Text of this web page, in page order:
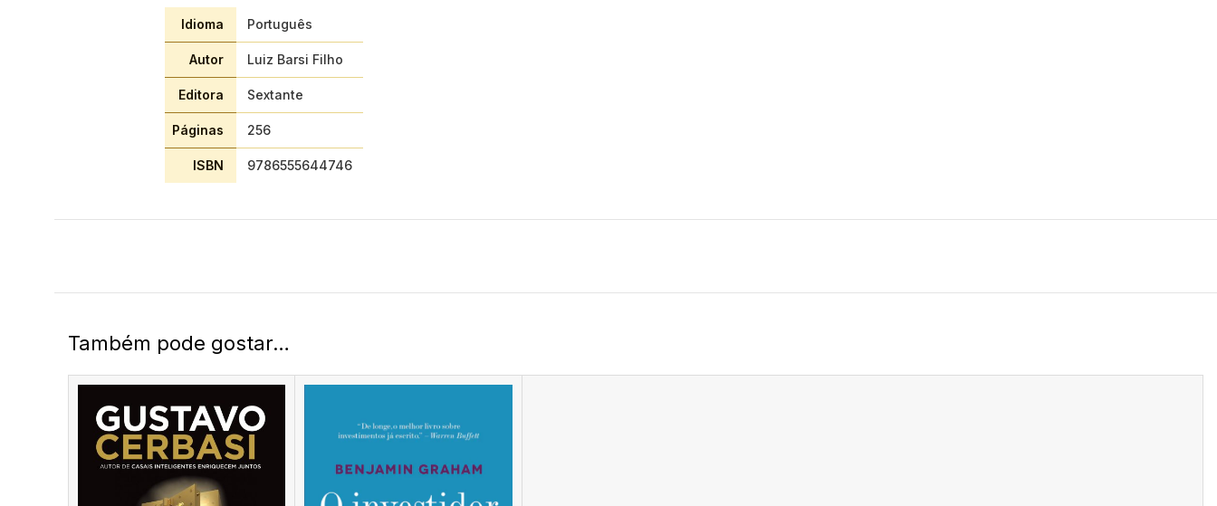
Idioma Português
Autor Luiz Barsi Filho
Editora Sextante
Páginas 256
ISBN 9786555644746
Também pode gostar…